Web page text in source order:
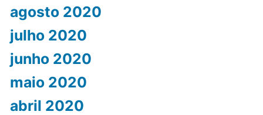
agosto 2020
julho 2020
junho 2020
maio 2020
abril 2020